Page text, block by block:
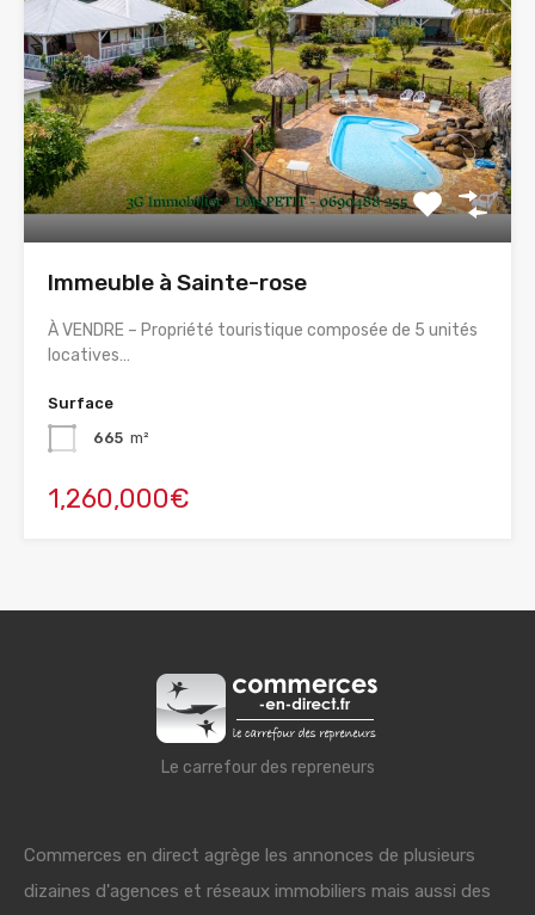
Immeuble à Sainte-rose
À VENDRE – Propriété touristique composée de 5 unités
locatives…
Surface
665 m²
1,260,000€
Le carrefour des repreneurs
Commerces en direct agrège les annonces de plusieurs
dizaines d'agences et réseaux immobiliers mais aussi des